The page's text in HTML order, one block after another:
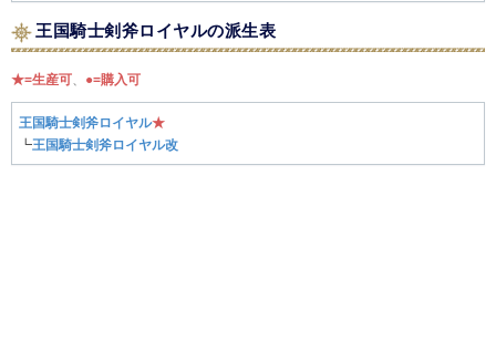
王国騎士剣斧ロイヤルの派生表
★=生産可 ●=購入可
王国騎士剣斧ロイヤル★
┗王国騎士剣斧ロイヤル改